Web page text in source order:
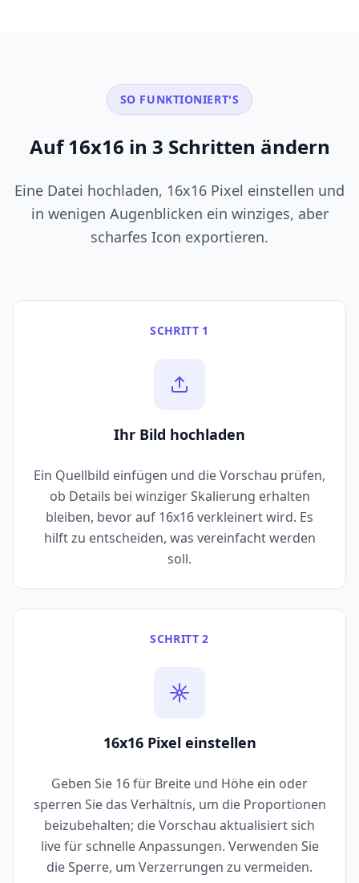
SO FUNKTIONIERT'S
Auf 16x16 in 3 Schritten ändern
Eine Datei hochladen, 16x16 Pixel einstellen und
in wenigen Augenblicken ein winziges, aber
scharfes Icon exportieren.
SCHRITT 1
Ihr Bild hochladen
Ein Quellbild einfügen und die Vorschau prüfen,
ob Details bei winziger Skalierung erhalten
bleiben, bevor auf 16x16 verkleinert wird. Es
hilft zu entscheiden, was vereinfacht werden
soll.
SCHRITT 2
16x16 Pixel einstellen
Geben Sie 16 für Breite und Höhe ein oder
sperren Sie das Verhältnis, um die Proportionen
beizubehalten; die Vorschau aktualisiert sich
live für schnelle Anpassungen. Verwenden Sie
die Sperre, um Verzerrungen zu vermeiden.